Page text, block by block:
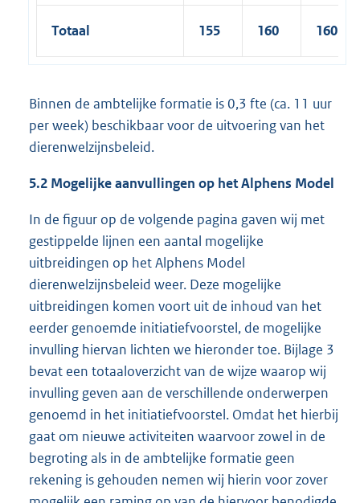
Totaal 155 160 160
Binnen de ambtelijke formatie is 0,3 fte (ca. 11 uur
per week) beschikbaar voor de uitvoering van het
dierenwelzijnsbeleid.
5.2 Mogelijke aanvullingen op het Alphens Model
In de figuur op de volgende pagina gaven wij met
gestippelde lijnen een aantal mogelijke
uitbreidingen op het Alphens Model
dierenwelzijnsbeleid weer. Deze mogelijke
uitbreidingen komen voort uit de inhoud van het
eerder genoemde initiatiefvoorstel, de mogelijke
invulling hiervan lichten we hieronder toe. Bijlage 3
bevat een totaaloverzicht van de wijze waarop wij
invulling geven aan de verschillende onderwerpen
genoemd in het initiatiefvoorstel. Omdat het hierbij
gaat om nieuwe activiteiten waarvoor zowel in de
begroting als in de ambtelijke formatie geen
rekening is gehouden nemen wij hierin voor zover